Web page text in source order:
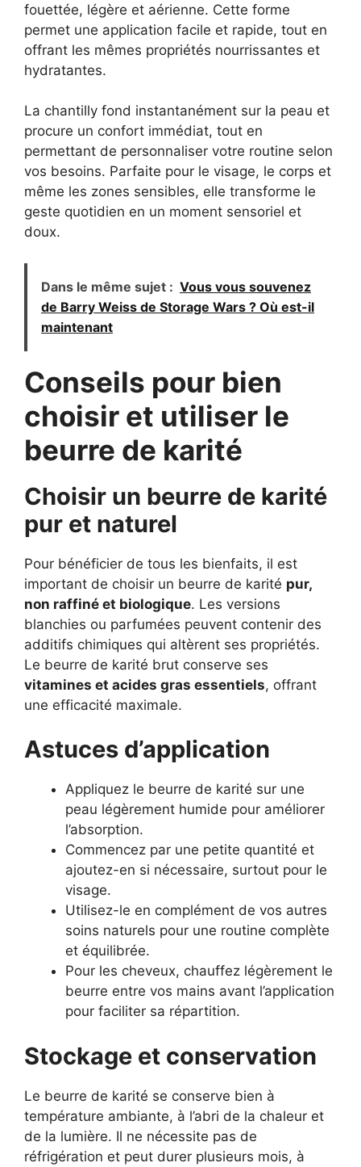
fouettée, légère et aérienne. Cette forme
permet une application facile et rapide, tout en
offrant les mêmes propriétés nourrissantes et
hydratantes.
La chantilly fond instantanément sur la peau et
procure un confort immédiat, tout en
permettant de personnaliser votre routine selon
vos besoins. Parfaite pour le visage, le corps et
même les zones sensibles, elle transforme le
geste quotidien en un moment sensoriel et
doux.
Dans le même sujet : Vous vous souvenez
de Barry Weiss de Storage Wars ? Où est-il
maintenant
Conseils pour bien
choisir et utiliser le
beurre de karité
Choisir un beurre de karité
pur et naturel
Pour bénéficier de tous les bienfaits, il est
important de choisir un beurre de karité pur,
non raffiné et biologique. Les versions
blanchies ou parfumées peuvent contenir des
additifs chimiques qui altèrent ses propriétés.
Le beurre de karité brut conserve ses
vitamines et acides gras essentiels, offrant
une efficacité maximale.
Astuces d’application
Appliquez le beurre de karité sur une
peau légèrement humide pour améliorer
l’absorption.
Commencez par une petite quantité et
ajoutez-en si nécessaire, surtout pour le
visage.
Utilisez-le en complément de vos autres
soins naturels pour une routine complète
et équilibrée.
Pour les cheveux, chauffez légèrement le
beurre entre vos mains avant l’application
pour faciliter sa répartition.
Stockage et conservation
Le beurre de karité se conserve bien à
température ambiante, à l’abri de la chaleur et
de la lumière. Il ne nécessite pas de
réfrigération et peut durer plusieurs mois, à